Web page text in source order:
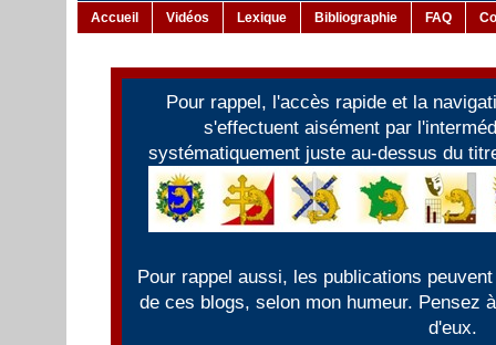
Accueil Vidéos Lexique Bibliographie FAQ
Pour rappel, l'accès rapide et la
s'effectuent aisément par
systématiquement juste au-dessus du
Pour rappel aussi, les publications
de ces blogs, selon mon humeur. Pensez
d'eux.